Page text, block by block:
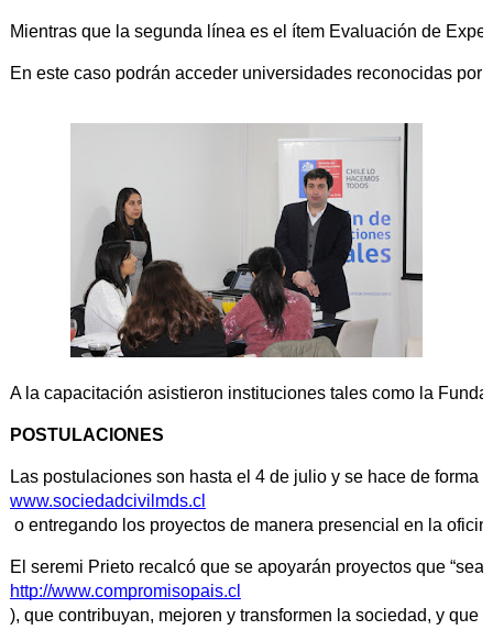
Mientras que la segunda línea es el ítem Evaluación de
En este caso podrán acceder universidades reconocidas
A la capacitación asistieron instituciones tales como la
POSTULACIONES
Las postulaciones son hasta el 4 de julio y se hace de forma
www.sociedadcivilmds.cl
o entregando los proyectos de manera presencial en la
El seremi Prieto recalcó que se apoyarán proyectos que
http://www.compromisopais.cl
), que contribuyan, mejoren y transformen la sociedad, y